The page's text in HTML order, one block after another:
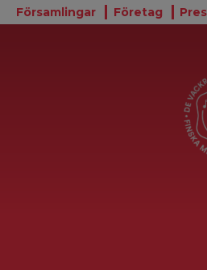
Församlingar Företag